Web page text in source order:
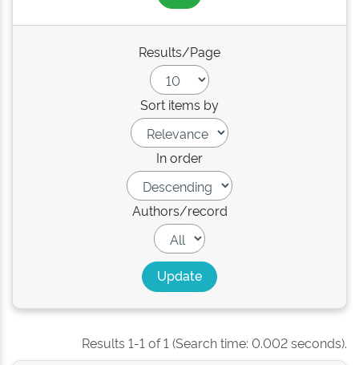
Results/Page
Sort items by
In order
Authors/record
Results 1-1 of 1 (Search time: 0.002 seconds).